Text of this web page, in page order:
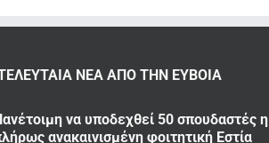
ΝΈΑ ΑΠΌ ΤΗΝ ΕΎΒΟΙΑ
να υποδεχθεί 50 σπουδαστές η
ανακαινισμένη φοιτητική Εστία